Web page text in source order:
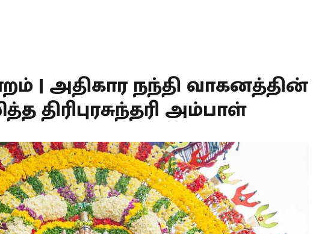
| அதிகார நந்தி வாகனத்தின்
திரிபுரசுந்தரி அம்பாள்